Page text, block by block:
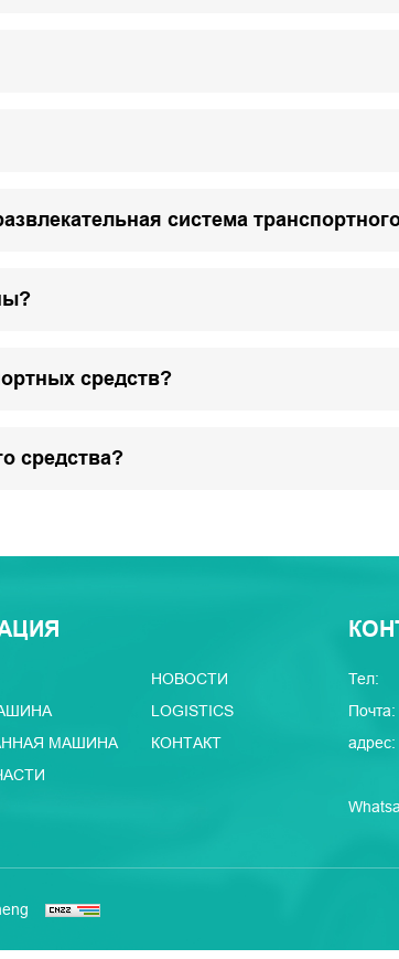
система
средств?
средства?
МАШИНА
НОВОСТИ
LOGISTICS
КОНТАКТ
Тел:
Почта:
адрес: